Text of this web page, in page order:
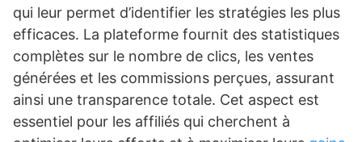
qui leur permet d’identifier les stratégies les plus
efficaces. La plateforme fournit des statistiques
complètes sur le nombre de clics, les ventes
générées et les commissions perçues, assurant
ainsi une transparence totale. Cet aspect est
essentiel pour les affiliés qui cherchent à